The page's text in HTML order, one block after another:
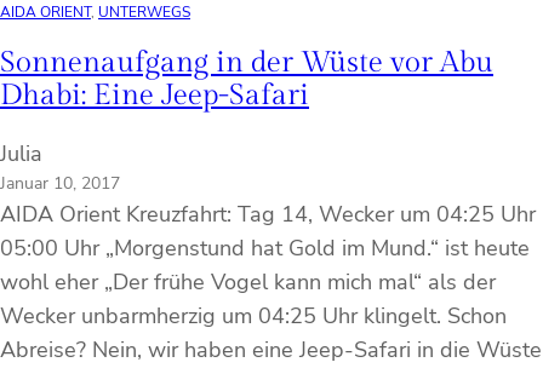
AIDA ORIENT, UNTERWEGS
Sonnenaufgang in der Wüste vor Abu
Dhabi: Eine Jeep-Safari
Julia
Januar 10, 2017
AIDA Orient Kreuzfahrt: Tag 14, Wecker um 04:25 Uhr
05:00 Uhr „Morgenstund hat Gold im Mund.“ ist heute
wohl eher „Der frühe Vogel kann mich mal“ als der
Wecker unbarmherzig um 04:25 Uhr klingelt. Schon
Abreise? Nein, wir haben eine Jeep-Safari in die Wüste